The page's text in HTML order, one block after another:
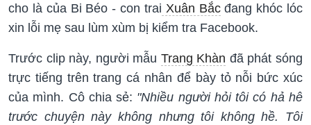
cho là của Bi Béo - con trai Xuân Bắcđang khóc lóc
xin lỗi mẹ sau lùm xùm bị kiểm tra Facebook.
Trước clip này, người mẫu Trang Khàn đã phát sóng
trực tiếng trên trang cá nhân để bày tỏ nỗi bức xúc
của mình. Cô chia sẻ: "Nhiều người hỏi tôi có hả hê
trước chuyện này không nhưng tôi không hề. Tôi